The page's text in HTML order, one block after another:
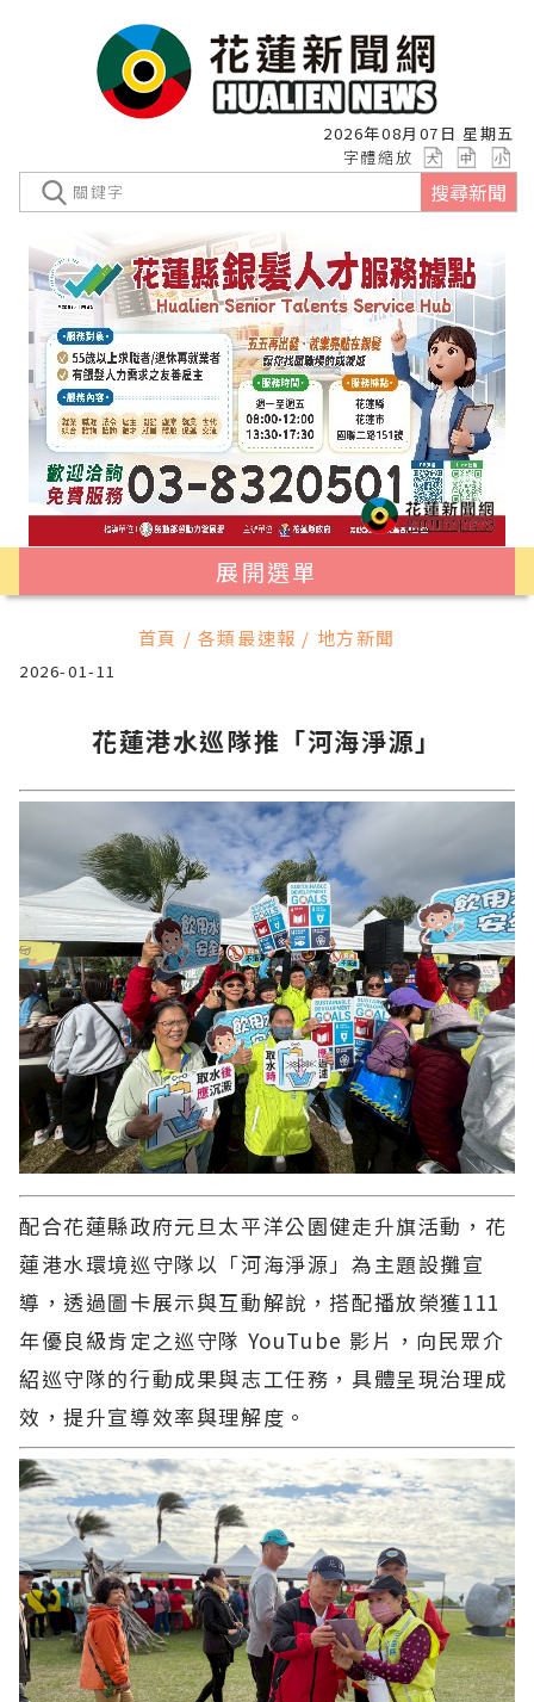
2026年08月07日 星期五
字體縮放
搜尋新聞
展開選單
首頁 / 各類最速報 / 地方新聞
2026-01-11
花蓮港水巡隊推「河海淨源」
配合花蓮縣政府元旦太平洋公園健走升旗活動，花
蓮港水環境巡守隊以「河海淨源」為主題設攤宣
導，透過圖卡展示與互動解說，搭配播放榮獲111
年優良級肯定之巡守隊 YouTube 影片，向民眾介
紹巡守隊的行動成果與志工任務，具體呈現治理成
效，提升宣導效率與理解度。